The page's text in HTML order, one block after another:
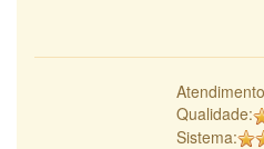
Qualidade:
Sistema: